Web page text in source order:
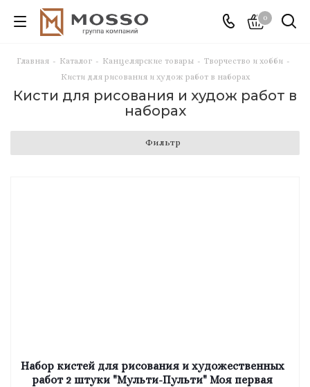
0
Главная - Каталог - Канцелярские товары - Творчество и хобби -
Кисти для рисования и худож работ в наборах
Кисти для рисования и худож работ в
наборах
Фильтр
Набор кистей для рисования и художественных
работ 2 штуки "Мульти-Пульти" Моя первая